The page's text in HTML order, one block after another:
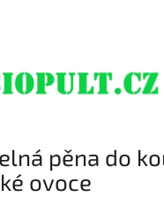
pěna do
ovoce